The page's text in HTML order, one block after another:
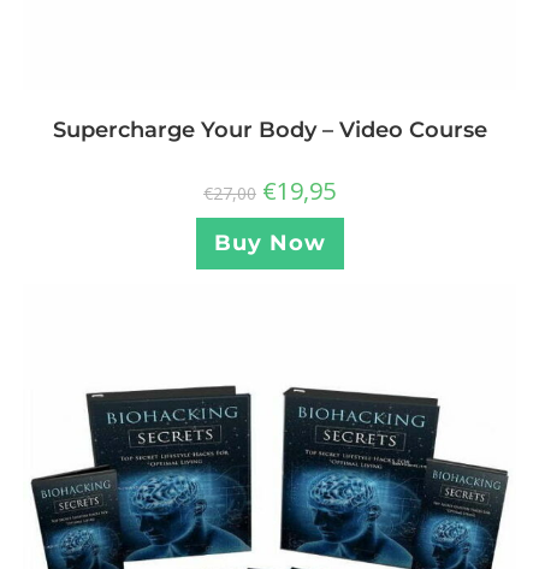
Supercharge Your Body – Video Course
€27,00 €19,95
Buy Now